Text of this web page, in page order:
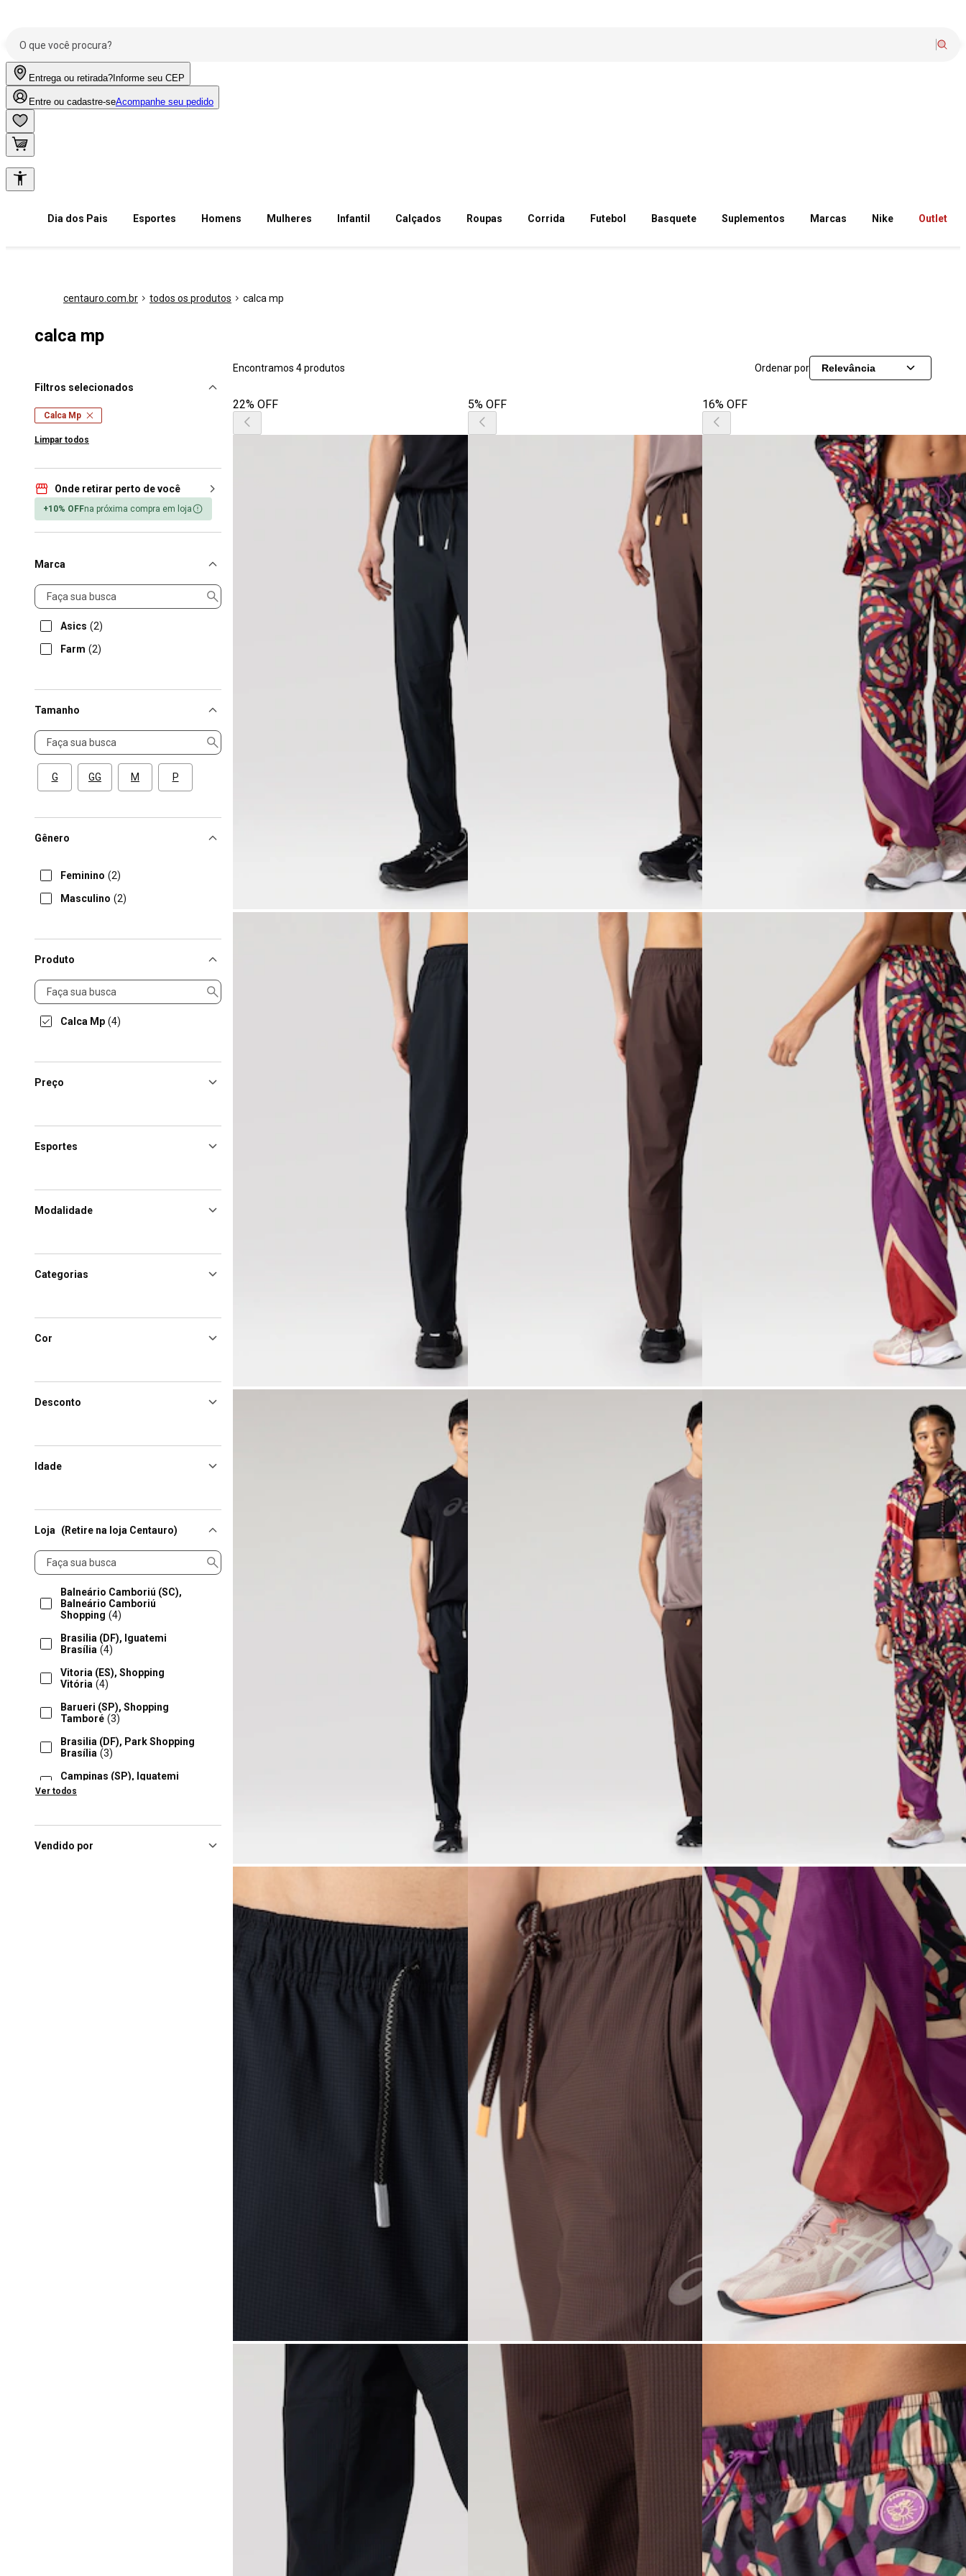
Entrega ou retirada? Informe seu CEP
Entre ou cadastre-seAcompanhe seu pedido
Dia dos Pais Esportes Homens Mulheres Infantil Calçados Roupas Corrida Futebol Basquete Suplementos Marcas Nike Outlet
centauro.com.br todos os produtos calca mp
calca mp
Filtros selecionados
Calca Mp
Limpar todos
Onde retirar perto de você
+10% OFFna próxima compra em loja
Marca
Marca
Asics (2)
Farm (2)
Tamanho
Tamanho
G GG M P
Gênero
Feminino (2)
Masculino (2)
Produto
Produto
Calca Mp (4)
Preço
Esportes
Modalidade
Categorias
Cor
Desconto
Idade
Loja (Retire na loja Centauro)
Loja
Balneário Camboriú (SC),
Balneário Camboriú
Shopping (4)
Brasilia (DF), Iguatemi
Brasília (4)
Vitoria (ES), Shopping
Vitória (4)
Barueri (SP), Shopping
Tamboré (3)
Brasilia (DF), Park Shopping
Brasília (3)
Campinas (SP), Iguatemi
Campinas
Florianópolis (SC), Beiramar
Ver todos
Vendido por
Encontramos 4 produtos Ordenar por Relevância
22% OFF 5% OFF 16% OFF